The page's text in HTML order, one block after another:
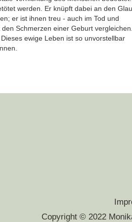
werden. Er knüpft dabei an den
er ist ihnen treu - auch im Tod und
Schmerzen einer Geburt
ewige Leben ist so unvorstellbar
Copyright © 2022